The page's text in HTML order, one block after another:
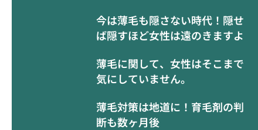
今は薄毛も隠さない時代！隠せ
ば隠すほど女性は遠のきますよ
薄毛に関して、女性はそこまで
気にしていません。
薄毛対策は地道に！育毛剤の判
断も数ヶ月後